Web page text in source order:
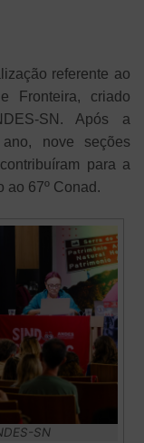
referente ao
Fronteira, criado
SN. Após a
nove seções
para a
ao 67º Conad.
SN